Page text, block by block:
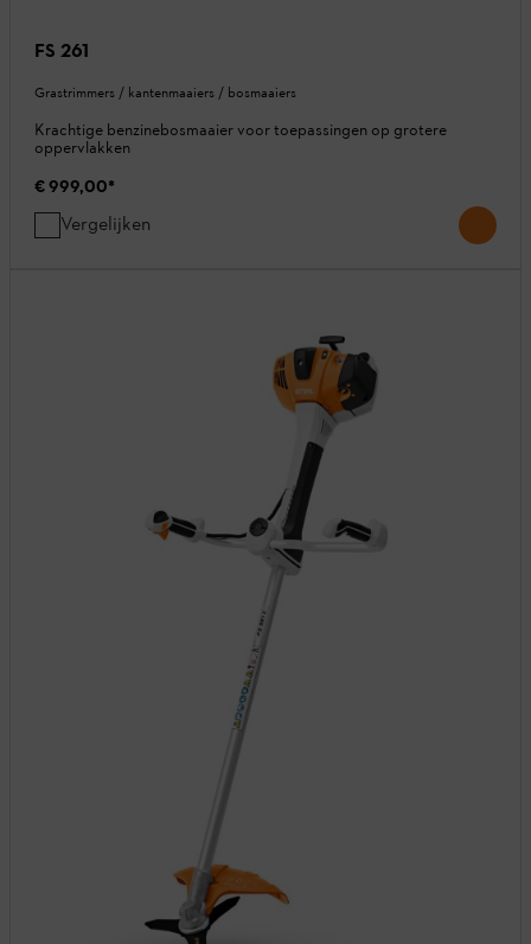
FS 261
Grastrimmers / kantenmaaiers / bosmaaiers
Krachtige benzinebosmaaier voor toepassingen op grotere
oppervlakken
€ 999,00*
Vergelijken